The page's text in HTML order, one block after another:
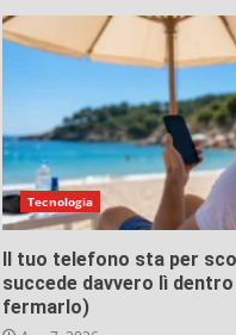
Tecnologia
Il tuo telefono sta per
succede davvero lì
fermarlo)